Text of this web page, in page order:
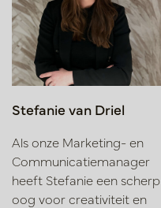
Stefanie van Driel
Als onze Marketing- en
Communicatiemanager
heeft Stefanie een scherp
oog voor creativiteit en